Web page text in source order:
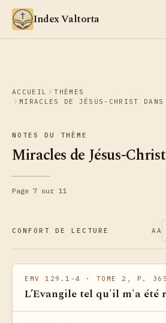
Aller au contenu
Index Valtorta
ACCUEIL
THÈMES
MIRACLES DE JÉSUS-CHRIST
NOTES DU THÈME
Miracles de Jésus-
Page 7 sur 11
CONFORT DE LECTURE AA
EMV 129.1-4 · TOME 2, P.
L’Evangile tel qu'il m'a été